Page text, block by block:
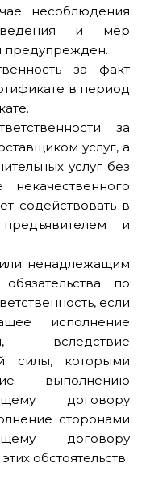
несоблюдения
и мер
предупрежден.
за факт
в период
за
услуг, а
услуг без
содействовать в
и
ненадлежащим
по
если
исполнение
вследствие
силы, которыми
выполнению
договору
сторонами
договору
обстоятельств.